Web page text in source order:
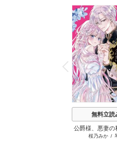
P
r
e
v
i
o
u
s
無料立読
公爵様、悪妻の
放っておいて
桜乃みか/